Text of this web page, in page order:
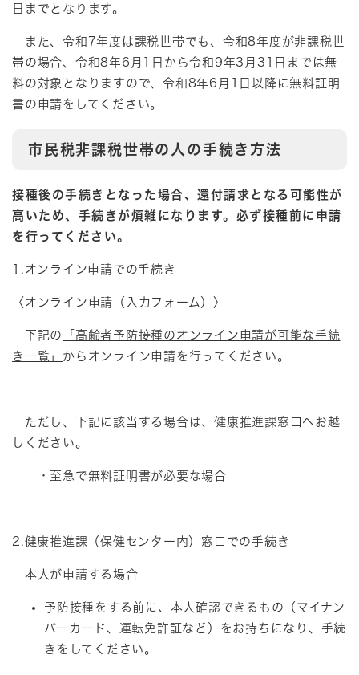
日までとなります。
また、令和7年度は課税世帯でも、令和8年度が非課税世
帯の場合、令和8年6月1日から令和9年3月31日までは無
料の対象となりますので、令和8年6月1日以降に無料証明
書の申請をしてください。
市民税非課税世帯の人の手続き方法
接種後の手続きとなった場合、還付請求となる可能性が
高いため、手続きが煩雑になります。必ず接種前に申請
を行ってください。
1.オンライン申請での手続き
〈オンライン申請（入力フォーム）〉
下記の
「高齢者予防接種のオンライン申請が可能な手続
き一覧」​ からオンライン申請を行ってください。
ただし、下記に該当する場合は、健康推進課窓口へお越
しください。
・至急で無料証明書が必要な場合
2.健康推進課（保健センター内）窓口での手続き​
本人が申請する場合
予防接種をする前に 、 本人確認できるもの（マイナン
バーカード、運転免許証など）をお持ちになり、手続
きをしてください。